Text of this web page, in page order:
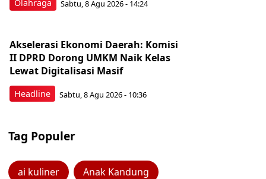
Olahraga Sabtu, 8 Agu 2026 - 14:24
Headline
Akselerasi Ekonomi Daerah: Komisi
II DPRD Dorong UMKM Naik Kelas
Lewat Digitalisasi Masif
Sabtu, 8 Agu 2026 - 10:36
Tag Populer
ai kuliner Anak Kandung